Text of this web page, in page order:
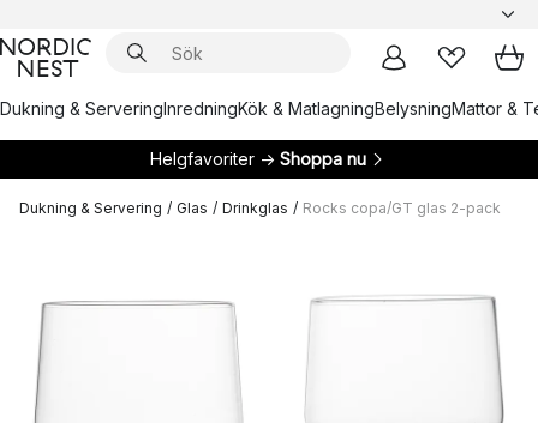
Dukning & ServeringInredningKök & MatlagningBelysningMattor &
Helgfavoriter → Shoppa nu
Dukning & Servering / Glas / Drinkglas / Rocks copa/GT glas 2-pack